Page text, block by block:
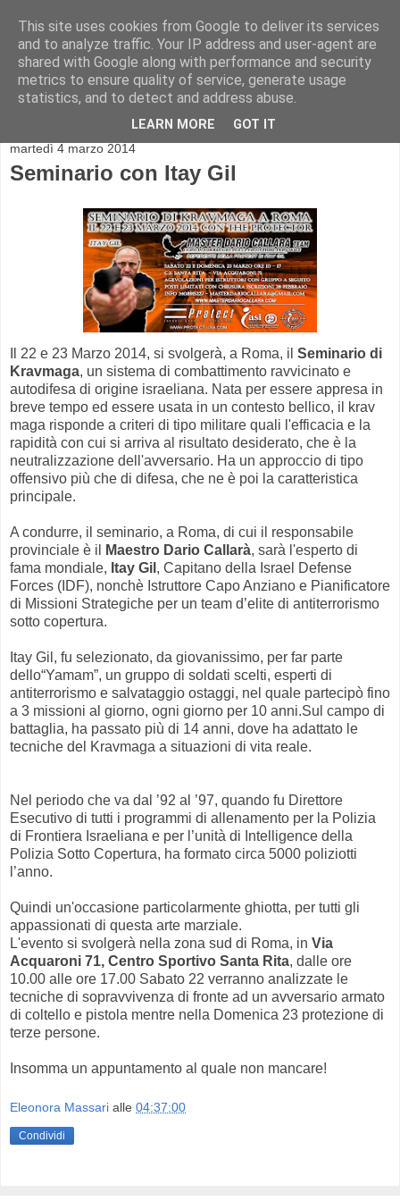
martedì 4 marzo 2014
Seminario con Itay Gil
Il 22 e 23 Marzo 2014, si svolgerà, a Roma, il Seminario di
Kravmaga, un sistema di combattimento ravvicinato e
autodifesa di origine israeliana. Nata per essere appresa in
breve tempo ed essere usata in un contesto bellico, il krav
maga risponde a criteri di tipo militare quali l'efficacia e la
rapidità con cui si arriva al risultato desiderato, che è la
neutralizzazione dell'avversario. Ha un approccio di tipo
offensivo più che di difesa, che ne è poi la caratteristica
principale.
A condurre, il seminario, a Roma, di cui il responsabile
provinciale è il
Maestro Dario Callarà, sarà l'esperto di
fama mondiale, Itay Gil , Capitano della Israel Defense
Forces (IDF), nonchè Istruttore Capo Anziano e Pianificatore
di Missioni Strategiche per un team d’elite di antiterrorismo
sotto copertura.
Itay Gil, fu selezionato, da giovanissimo, per far parte
dello“Yamam”, un gruppo di soldati scelti, esperti di
antiterrorismo e salvataggio ostaggi, nel quale partecipò fino
a 3 missioni al giorno, ogni giorno per 10 anni.Sul campo di
battaglia, ha passato più di 14 anni, dove ha adattato le
tecniche del Kravmaga a situazioni di vita reale.
Nel periodo che va dal ’92 al ’97, quando fu Direttore
Esecutivo di tutti i programmi di allenamento per la Polizia
di Frontiera Israeliana e per l’unità di Intelligence della
Polizia Sotto Copertura, ha formato circa 5000 poliziotti
l’anno.
Quindi un'occasione particolarmente ghiotta, per tutti gli
appassionati di questa arte marziale.
L'evento si svolgerà nella zona sud di Roma, in Via
Acquaroni 71, Centro Sportivo Santa Rita, dalle ore
10.00 alle ore 17.00 Sabato 22 verranno analizzate le
tecniche di sopravvivenza di fronte ad un avversario armato
di coltello e pistola mentre nella Domenica 23 protezione di
terze persone.
Insomma un appuntamento al quale non mancare!
Eleonora Massari alle 04:37:00
Condividi
This site uses cookies from Google to deliver its services
and to analyze traffic. Your IP address and user-agent are
shared with Google along with performance and security
metrics to ensure quality of service, generate usage
statistics, and to detect and address abuse.
LEARN MORE GOT IT